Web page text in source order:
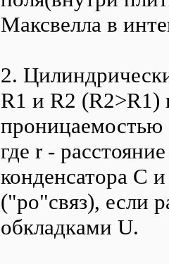
Максвелла в
2.
R1 и R2 (R2>R1)
где r -
конденсатора С и
("ро"связ), если
обкладками U.